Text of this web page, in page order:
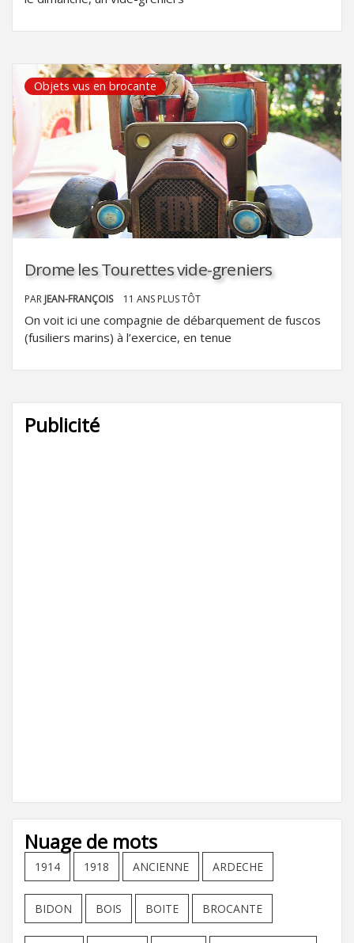
Objets vus en brocante
Drome les Tourettes vide-greniers
PAR JEAN-FRANÇOIS 11 ANS PLUS TÔT
On voit ici une compagnie de débarquement de fuscos
(fusiliers marins) à l’exercice, en tenue
Publicité
Nuage de mots
1914 1918 ANCIENNE ARDECHE
BIDON BOIS BOITE BROCANTE